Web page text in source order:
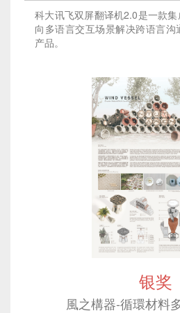
科大讯飞双屏翻译机2.0是一款
向多语言交互场景解决跨语言
产品。
银奖
風之構器-循環材料